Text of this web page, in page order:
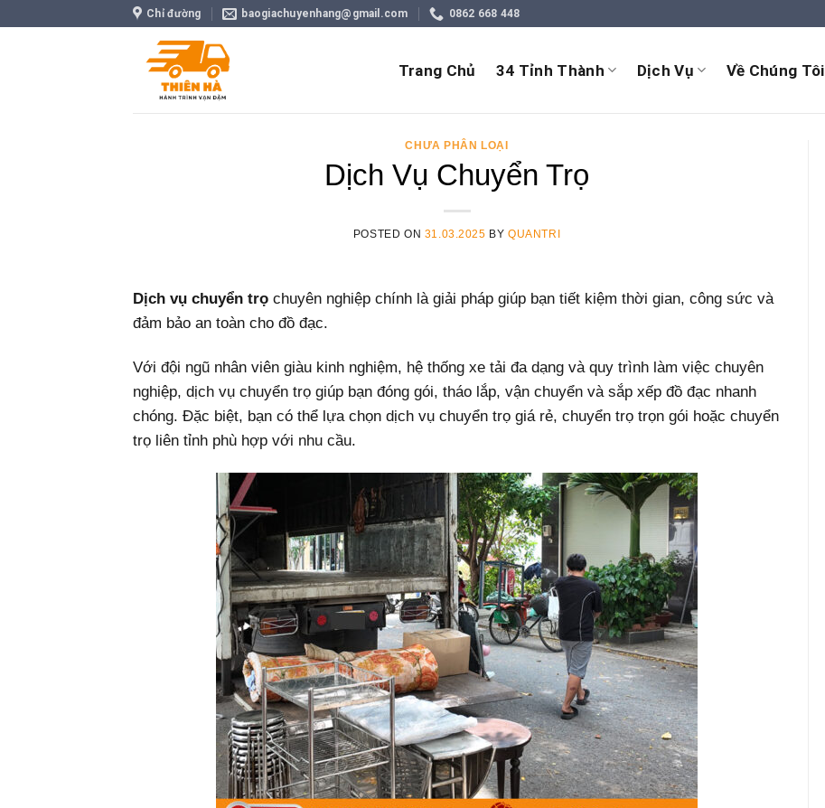
Chỉ đường baogiachuyenhang@gmail.com 0862 668 448
Trang Chủ 34 Tỉnh Thành Dịch Vụ Về Chúng Tôi
CHƯA PHÂN LOẠI
Dịch Vụ Chuyển Trọ
POSTED ON 31.03.2025 BYQUANTRI
Dịch vụ chuyển trọ chuyên nghiệp chính là giải pháp giúp bạn tiết kiệm thời gian, công sức và
đảm bảo an toàn cho đồ đạc.
Với đội ngũ nhân viên giàu kinh nghiệm, hệ thống xe tải đa dạng và quy trình làm việc chuyên
nghiệp, dịch vụ chuyển trọ giúp bạn đóng gói, tháo lắp, vận chuyển và sắp xếp đồ đạc nhanh
chóng. Đặc biệt, bạn có thể lựa chọn dịch vụ chuyển trọ giá rẻ, chuyển trọ trọn gói hoặc chuyển
trọ liên tỉnh phù hợp với nhu cầu.